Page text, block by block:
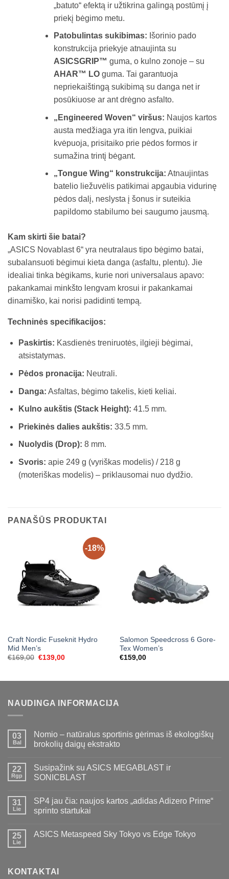
„batuto“ efektą ir užtikrina galingą postūmį į
priekį bėgimo metu.
Patobulintas sukibimas: Išorinio pado
konstrukcija priekyje atnaujinta su
ASICSGRIP™ guma, o kulno zonoje – su
AHAR™ LOguma. Tai garantuoja
nepriekaištingą sukibimą su danga net ir
posūkiuose ar ant drėgno asfalto.
„Engineered Woven“ viršus: Naujos kartos
austa medžiaga yra itin lengva, puikiai
kvėpuoja, prisitaiko prie pėdos formos ir
sumažina trintį bėgant.
„Tongue Wing“ konstrukcija: Atnaujintas
batelio liežuvėlis patikimai apgaubia vidurinę
pėdos dalį, neslysta į šonus ir suteikia
papildomo stabilumo bei saugumo jausmą.
Kam skirti šie batai?
„ASICS Novablast 6“ yra neutralaus tipo bėgimo batai,
subalansuoti bėgimui kieta danga (asfaltu, plentu). Jie
idealiai tinka bėgikams, kurie nori universalaus apavo:
pakankamai minkšto lengvam krosui ir pakankamai
dinamiško, kai norisi padidinti tempą.
Techninės specifikacijos:
Paskirtis: Kasdienės treniruotės, ilgieji bėgimai,
atsistatymas.
Pėdos pronacija: Neutrali.
Danga: Asfaltas, bėgimo takelis, kieti keliai.
Kulno aukštis (Stack Height): 41.5 mm.
Priekinės dalies aukštis: 33.5 mm.
Nuolydis (Drop): 8 mm.
Svoris: apie 249 g (vyriškas modelis) / 218 g
(moteriškas modelis) – priklausomai nuo dydžio.
PANAŠŪS PRODUKTAI
-18%
Craft Nordic Fuseknit Hydro
Mid Men’s
€169,00 Original
€139,00Current
Salomon Speedcross 6 Gore-
Tex Women’s
€159,00
NAUDINGA INFORMACIJA
03
Bal
Nomio – natūralus sportinis gėrimas iš ekologiškų
brokolių daigų ekstrakto
22
Rgp
Susipažink su ASICS MEGABLAST ir
SONICBLAST
31
Lie
SP4 jau čia: naujos kartos „adidas Adizero Prime“
sprinto startukai
25
Lie
ASICS Metaspeed Sky Tokyo vs Edge Tokyo
KONTAKTAI